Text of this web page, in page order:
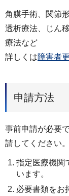
角膜手術、関節
透析療法、じん
療法など
詳しくは障害者
申請方法
事前申請が必要
請してください。
指定医療機関
います。
必要書類をお